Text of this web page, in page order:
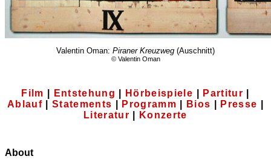
Valentin Oman: Piraner Kreuzweg (Auschnitt)
© Valentin Oman
Film Entstehung Hörbeispiele Partitur
Ablauf| Statements Programm Bios Presse
Literatur
Konzerte
About